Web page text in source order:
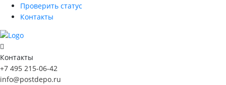
Проверить статус
Контакты
Контакты
+7 495 215-06-42
info@postdepo.ru